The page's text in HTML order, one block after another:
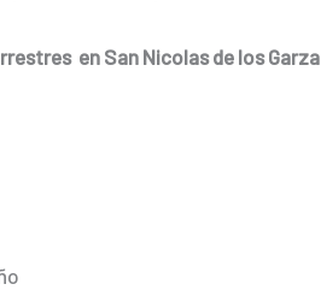
en San Nicolas de los Garza